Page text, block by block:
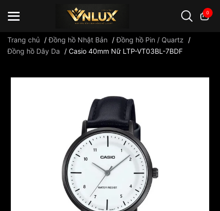
0
Trang chủ /Đồng hồ Nhật Bản /Đồng hồ Pin / Quartz
/
Đồng hồ Dây Da
/ Casio 40mm Nữ LTP-VT03BL-7BDF